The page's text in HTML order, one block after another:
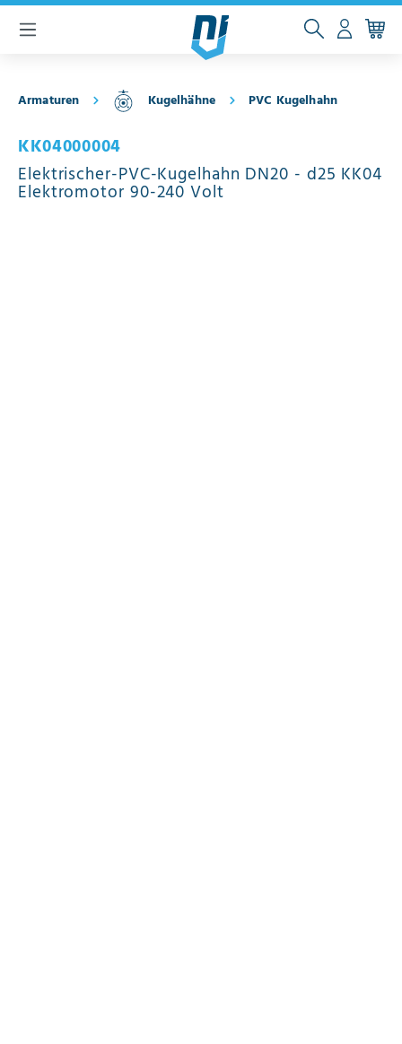
springen
Armaturen Kugelhähne PVC Kugelhahn
KK04000004
Elektrischer-PVC-Kugelhahn DN20 - d25 KK04
Elektromotor 90-240 Volt